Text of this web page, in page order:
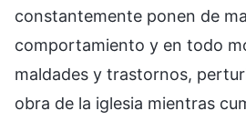
constantemente ponen de
comportamiento y en todo
maldades y trastornos,
obra de la iglesia mientras